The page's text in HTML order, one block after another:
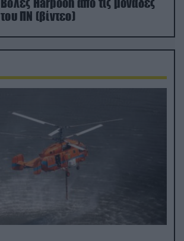
Βολές Harpoon από τις μονάδες
του ΠΝ (βίντεο)